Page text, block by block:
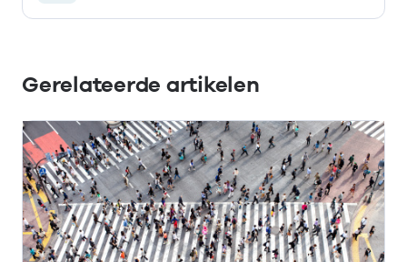
Gerelateerde artikelen